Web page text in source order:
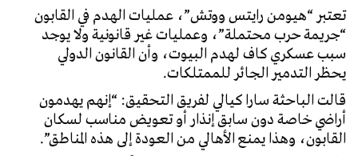
تعتبر “هيومن رايتس ووتش”، عمليات الهدم في القابون
“جريمة حرب محتملة”، وعمليات غير قانونية ولا يوجد
سبب عسكري كاف لهدم البيوت، وأن القانون الدولي
يحظر التدمير الجائر للممتلكات.
قالت الباحثة سارا كيالي لفريق التحقيق: “إنهم يهدمون
أراضي خاصة دون سابق إنذار أو تعويض مناسب لسكان
القابون، وهذا يمنع الأهالي من العودة إلى هذه المناطق”.